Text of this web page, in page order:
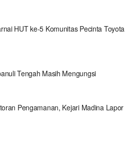
HUT ke-5 Komunitas Pecinta Toyota
Tengah Masih Mengungsi
Pengamanan, Kejari Madina Lapor